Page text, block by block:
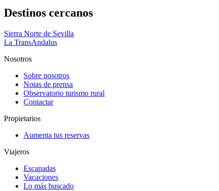
Destinos cercanos
Sierra Norte de Sevilla
La TransAndalus
Nosotros
Sobre nosotros
Notas de prensa
Observatorio turismo rural
Contactar
Propietarios
Aumenta tus reservas
Viajeros
Escapadas
Vacaciones
Lo más buscado